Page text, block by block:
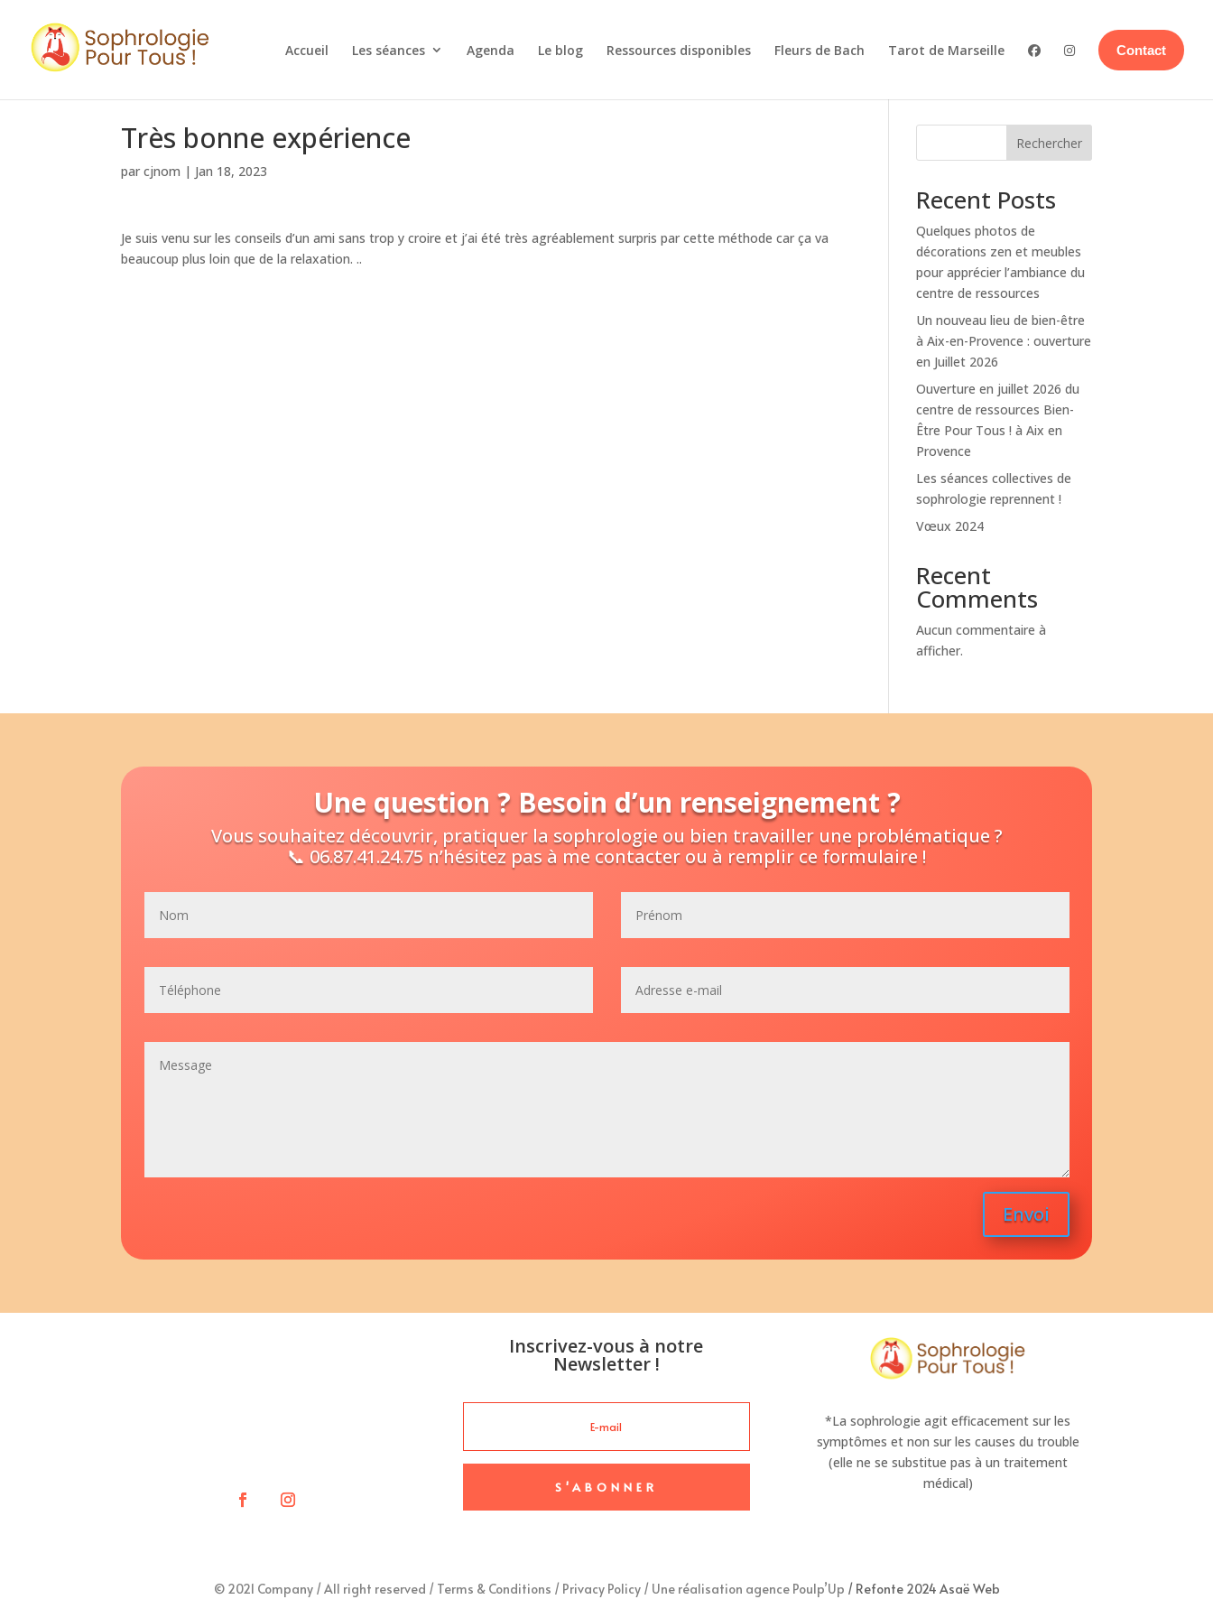
Accueil Les séances Agenda Le blog Ressources disponibles Fleurs de Bach Tarot de Marseille Contact
Très bonne expérience
parcjnom | Jan 18, 2023
Je suis venu sur les conseils d’un ami sans trop y croire et j’ai été très agréablement surpris par cette méthode car ça va
beaucoup plus loin que de la relaxation. ..
Rechercher
Recent Posts
Quelques photos de
décorations zen et meubles
pour apprécier l’ambiance du
centre de ressources
Un nouveau lieu de bien-être
à Aix-en-Provence : ouverture
en Juillet 2026
Ouverture en juillet 2026 du
centre de ressources Bien-
Être Pour Tous ! à Aix en
Provence
Les séances collectives de
sophrologie reprennent !
Vœux 2024
Recent
Comments
Aucun commentaire à
afficher.
Une question ? Besoin d’un renseignement ?
Vous souhaitez découvrir, pratiquer la sophrologie ou bien travailler une problématique ?
📞 06.87.41.24.75 n’hésitez pas à me contacter ou à remplir ce formulaire !
Envoi
Inscrivez-vous à notre
Newsletter !
S'ABONNER
*La sophrologie agit efficacement sur les
symptômes et non sur les causes du trouble
(elle ne se substitue pas à un traitement
médical)
© 2021 Company / All right reserved / Terms & Conditions / Privacy Policy/ Une réalisation agence Poulp’Up / Refonte 2024 Asaë Web